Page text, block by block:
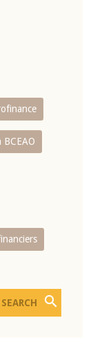
BCEAO